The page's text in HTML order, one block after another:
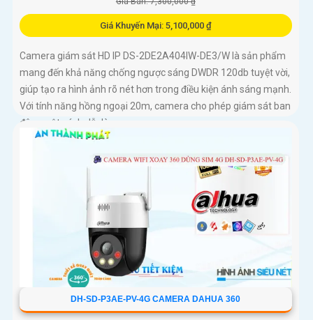
Giá Khuyến Mại: 5,100,000 ₫
Camera giám sát HD IP DS-2DE2A404IW-DE3/W là sản phẩm
mang đến khả năng chống ngược sáng DWDR 120db tuyệt vời,
giúp tạo ra hình ảnh rõ nét hơn trong điều kiện ánh sáng mạnh.
Với tính năng hồng ngoại 20m, camera cho phép giám sát ban
đêm một cách dễ dàng
DH-SD-P3AE-PV-4G CAMERA DAHUA 360